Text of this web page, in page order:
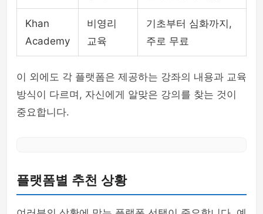
Khan
Academy
비영리
교육
기초부터 심화까지,
주로 무료
이 외에도 각 플랫폼은 제공하는 강좌의 내용과 교육
방식이 다르며, 자신에게 알맞은 강의를 찾는 것이
중요합니다.
플랫폼별 추천 상황